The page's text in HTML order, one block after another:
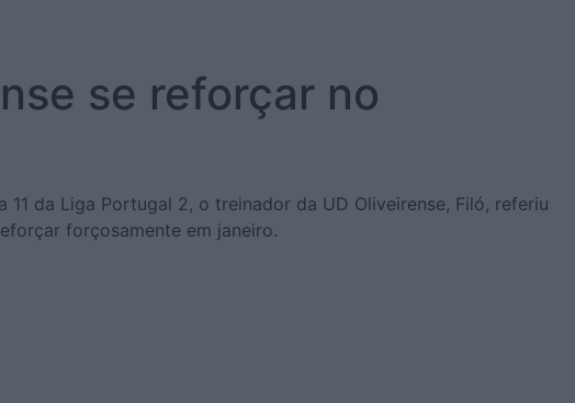
se reforçar no
da Liga Portugal 2, o treinador da UD Oliveirense, Filó, referiu
forçosamente em janeiro.